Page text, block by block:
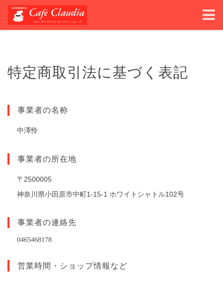
特定商取引法に基づく表記
事業者の名称
中澤怜
事業者の所在地
〒2500005
神奈川県小田原市中町1-15-1 ホワイトシャトル102号
事業者の連絡先
営業時間・ショップ情報など